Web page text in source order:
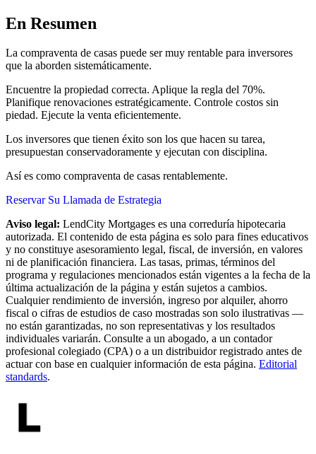
En Resumen
La compraventa de casas puede ser muy rentable para inversores
que la aborden sistemáticamente.
Encuentre la propiedad correcta. Aplique la regla del 70%.
Planifique renovaciones estratégicamente. Controle costos sin
piedad. Ejecute la venta eficientemente.
Los inversores que tienen éxito son los que hacen su tarea,
presupuestan conservadoramente y ejecutan con disciplina.
Así es como compraventa de casas rentablemente.
Reservar Su Llamada de Estrategia
Aviso legal: LendCity Mortgages es una correduría hipotecaria
autorizada. El contenido de esta página es solo para fines educativos
y no constituye asesoramiento legal, fiscal, de inversión, en valores
ni de planificación financiera. Las tasas, primas, términos del
programa y regulaciones mencionados están vigentes a la fecha de la
última actualización de la página y están sujetos a cambios.
Cualquier rendimiento de inversión, ingreso por alquiler, ahorro
fiscal o cifras de estudios de caso mostradas son solo ilustrativas —
no están garantizadas, no son representativas y los resultados
individuales variarán. Consulte a un abogado, a un contador
profesional colegiado (CPA) o a un distribuidor registrado antes de
actuar con base en cualquier información de esta página. Editorial
standards.